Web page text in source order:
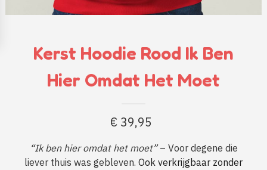
Kerst Hoodie Rood Ik Ben
Hier Omdat Het Moet
€39,95
“Ik ben hier omdat het moet”– Voor degene die
liever thuis was gebleven. Ook verkrijgbaar zonder